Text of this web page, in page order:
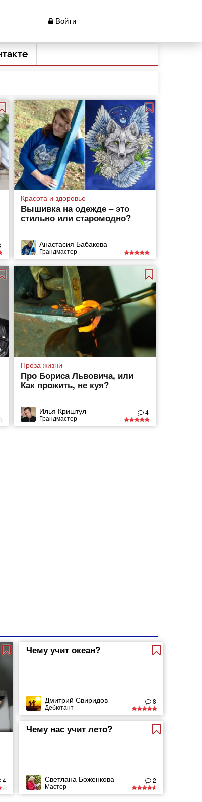
Войти
Красота и здоровье
Вышивка на одежде – это
стильно или старомодно?
Анастасия Бабакова
Грандмастер
Проза жизни
Про Бориса Львовича, или
Как прожить, не куя?
Илья Криштул
Грандмастер
4
4
Чему учит океан?
Дмитрий Свиридов
Дебютант
8
Чему нас учит лето?
Светлана Боженкова
Мастер
2